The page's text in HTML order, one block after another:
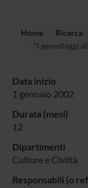
Home Ricerca
"I gemellaggi
Data inizio
1 gennaio 2002
Durata (mesi)
12
Dipartimenti
Culture e Civiltà
Responsabili (o